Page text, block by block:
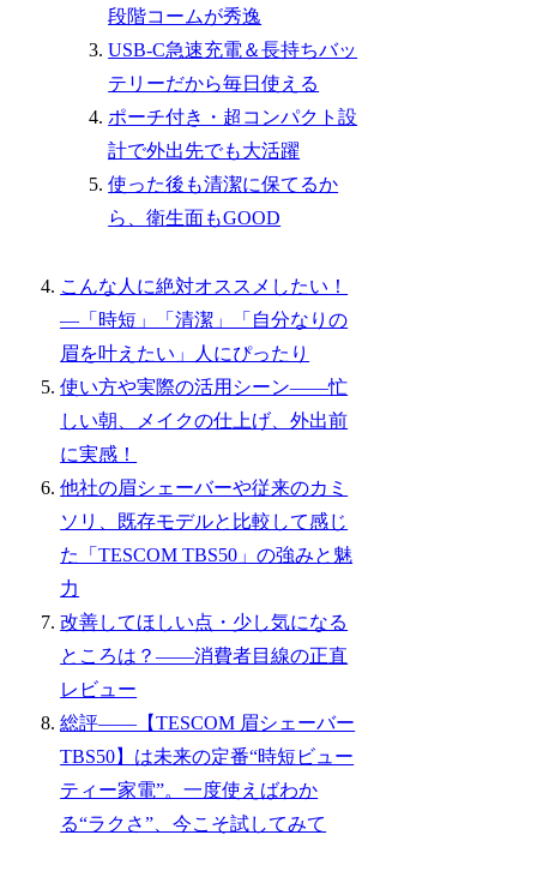
段階コームが秀逸
USB-C急速充電＆長持ちバッ
テリーだから毎日使える
ポーチ付き・超コンパクト設
計で外出先でも大活躍
使った後も清潔に保てるか
ら、衛生面もGOOD
こんな人に絶対オススメしたい！
―「時短」「清潔」「自分なりの
眉を叶えたい」人にぴったり
使い方や実際の活用シーン——忙
しい朝、メイクの仕上げ、外出前
に実感！
他社の眉シェーバーや従来のカミ
ソリ、既存モデルと比較して感じ
た「TESCOM TBS50」の強みと魅
力
改善してほしい点・少し気になる
ところは？——消費者目線の正直
レビュー
総評――【TESCOM 眉シェーバー
TBS50】は未来の定番“時短ビュー
ティー家電”。一度使えばわか
る“ラクさ”、今こそ試してみて